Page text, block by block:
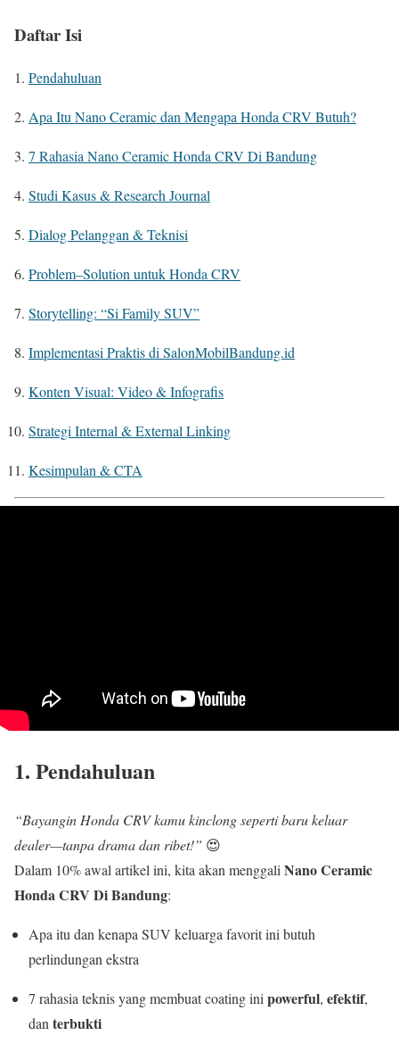
Daftar Isi
Pendahuluan
Apa Itu Nano Ceramic dan Mengapa Honda CRV Butuh?
7 Rahasia Nano Ceramic Honda CRV Di Bandung
Studi Kasus & Research Journal
Dialog Pelanggan & Teknisi
Problem–Solution untuk Honda CRV
Storytelling: “Si Family SUV”
Implementasi Praktis di SalonMobilBandung.id
Konten Visual: Video & Infografis
Strategi Internal & External Linking
Kesimpulan & CTA
1. Pendahuluan
“Bayangin Honda CRV kamu kinclong seperti baru keluar
dealer—tanpa drama dan ribet!” 😍
Dalam 10% awal artikel ini, kita akan menggaliNano Ceramic
Honda CRV Di Bandung:
Apa itu dan kenapa SUV keluarga favorit ini butuh
perlindungan ekstra
7 rahasia teknis yang membuat coating inipowerful, efektif,
danterbukti